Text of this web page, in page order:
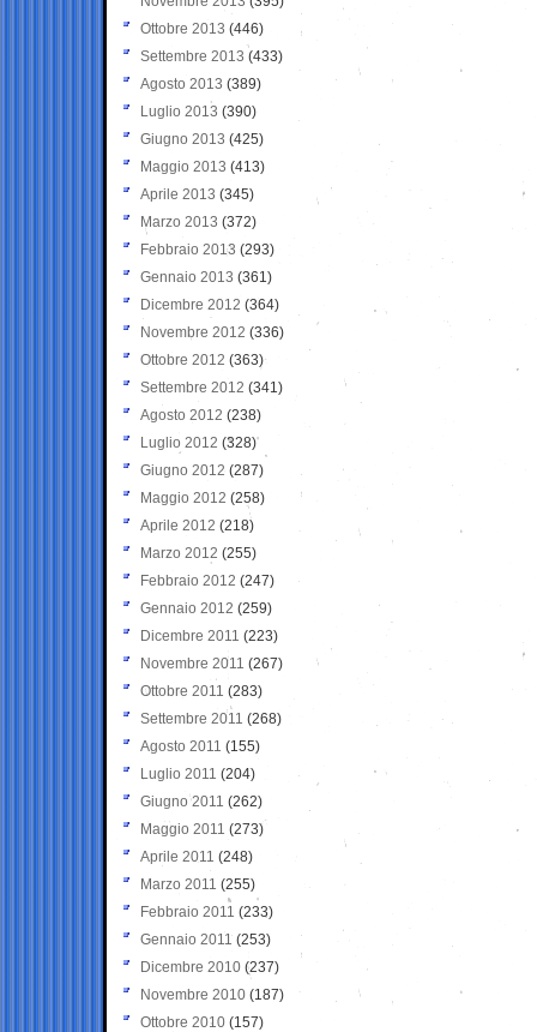
Ottobre 2013 (446)
Settembre 2013 (433)
Agosto 2013 (389)
Luglio 2013 (390)
Giugno 2013 (425)
Maggio 2013 (413)
Aprile 2013 (345)
Marzo 2013 (372)
Febbraio 2013 (293)
Gennaio 2013 (361)
Dicembre 2012 (364)
Novembre 2012 (336)
Ottobre 2012 (363)
Settembre 2012 (341)
Agosto 2012 (238)
Luglio 2012 (328)
Giugno 2012 (287)
Maggio 2012 (258)
Aprile 2012 (218)
Marzo 2012 (255)
Febbraio 2012 (247)
Gennaio 2012 (259)
Dicembre 2011 (223)
Novembre 2011 (267)
Ottobre 2011 (283)
Settembre 2011 (268)
Agosto 2011 (155)
Luglio 2011 (204)
Giugno 2011 (262)
Maggio 2011 (273)
Aprile 2011 (248)
Marzo 2011 (255)
Febbraio 2011 (233)
Gennaio 2011 (253)
Dicembre 2010 (237)
Novembre 2010 (187)
Ottobre 2010 (157)